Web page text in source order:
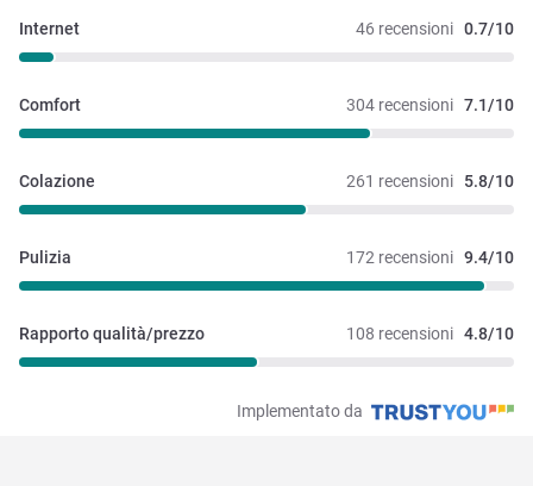
46 recensioni 0.7/10
Internet
304 recensioni 7.1/10
Comfort
261 recensioni 5.8/10
Colazione
172 recensioni 9.4/10
Pulizia
108 recensioni 4.8/10
Rapporto qualità/prezzo
Implementato da